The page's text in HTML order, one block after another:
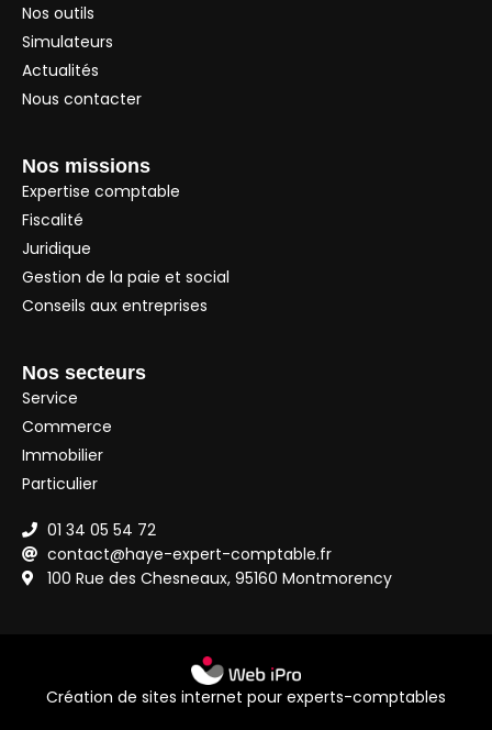
Nos outils
Simulateurs
Actualités
Nous contacter
Nos missions
Expertise comptable
Fiscalité
Juridique
Gestion de la paie et social
Conseils aux entreprises
Nos secteurs
Service
Commerce
Immobilier
Particulier
01 34 05 54 72
contact@haye-expert-comptable.fr
100 Rue des Chesneaux, 95160 Montmorency
Création de sites internet pour experts-comptables